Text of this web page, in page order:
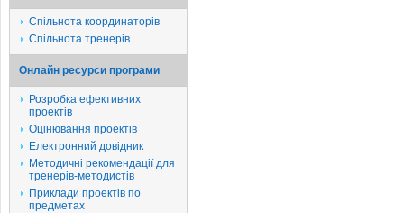
Спільнота координаторів
Спільнота тренерів
Онлайн ресурси програми
Розробка ефективних
проектів
Оцінювання проектів
Електронний довідник
Методичні рекомендації для
тренерів-методистів
Приклади проектів по
предметах